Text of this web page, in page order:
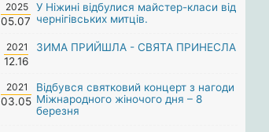
2025
05.07
У Ніжині відбулися майстер-класи від
чернігівських митців.
2021
12.16
ЗИМА ПРИЙШЛА - СВЯТА ПРИНЕСЛА
2021
03.05
Відбувся святковий концерт з нагоди
Міжнародного жіночого дня – 8
березня